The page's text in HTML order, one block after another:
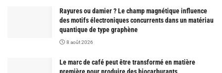
Rayures ou damier ? Le champ magnétique influence
des motifs électroniques concurrents dans un matériau
quantique de type graphène
8 août 2026
Le marc de café peut être transformé en matière